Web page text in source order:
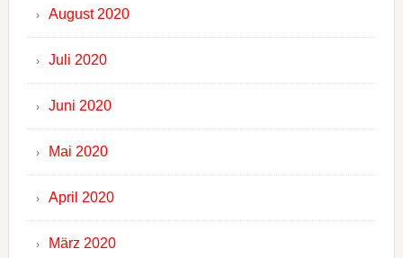
August 2020
Juli 2020
Juni 2020
Mai 2020
April 2020
März 2020